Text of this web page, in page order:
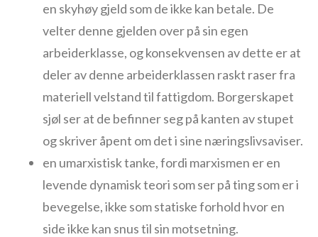
en skyhøy gjeld som de ikke kan betale. De
velter denne gjelden over på sin egen
arbeiderklasse, og konsekvensen av dette er at
deler av denne arbeiderklassen raskt raser fra
materiell velstand til fattigdom. Borgerskapet
sjøl ser at de befinner seg på kanten av stupet
og skriver åpent om det i sine næringslivsaviser.
en umarxistisk tanke, fordi marxismen er en
levende dynamisk teori som ser på ting som er i
bevegelse, ikke som statiske forhold hvor en
side ikke kan snus til sin motsetning.